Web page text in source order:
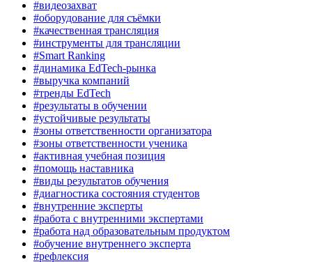
#видеозахват
#оборудование для съёмки
#качественная трансляция
#инструменты для трансляции
#Smart Ranking
#динамика EdTech-рынка
#выручка компаний
#тренды EdTech
#результаты в обучении
#устойчивые результаты
#зоны ответственности организатора
#зоны ответственности ученика
#активная учебная позиция
#помощь наставника
#виды результатов обучения
#диагностика состояния студентов
#внутренние эксперты
#работа с внутренними экспертами
#работа над образовательным продуктом
#обучение внутреннего эксперта
#рефлексия